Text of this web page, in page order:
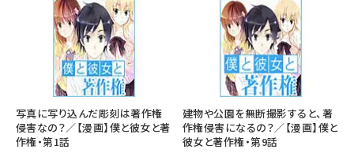
写真に写り込んだ彫刻は著作権
侵害なの？／【漫画】僕と彼女と著
作権・第1話
建物や公園を無断撮影すると、著
作権侵害になるの？／【漫画】僕と
彼女と著作権・第9話